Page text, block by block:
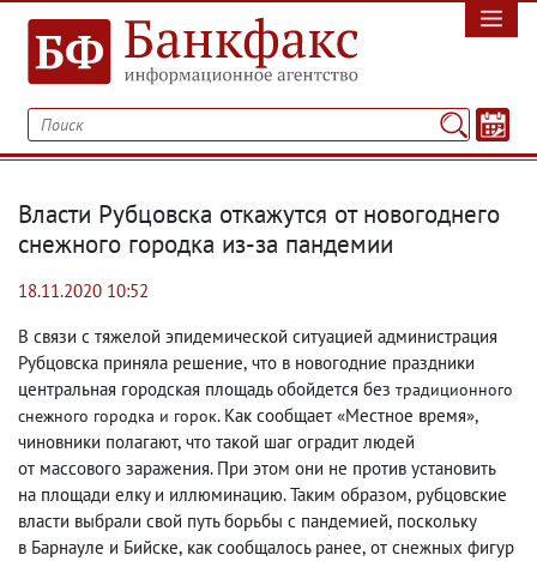
Власти Рубцовска откажутся от новогоднего
снежного городка из-за пандемии
18.11.2020 10:52
В связи с тяжелой эпидемической ситуацией администрация
Рубцовска приняла решение, что в новогодние праздники
центральная городская площадь обойдется без традиционного
снежного городка и горок. Как сообщает «Местное время»,
чиновники полагают, что такой шаг оградит людей
от массового заражения. При этом они не против установить
на площади елку и иллюминацию. Таким образом, рубцовские
власти выбрали свой путь борьбы с пандемией, поскольку
в Барнауле и Бийске, как сообщалось ранее, от снежных фигур